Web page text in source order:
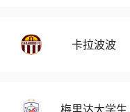
卡拉波波